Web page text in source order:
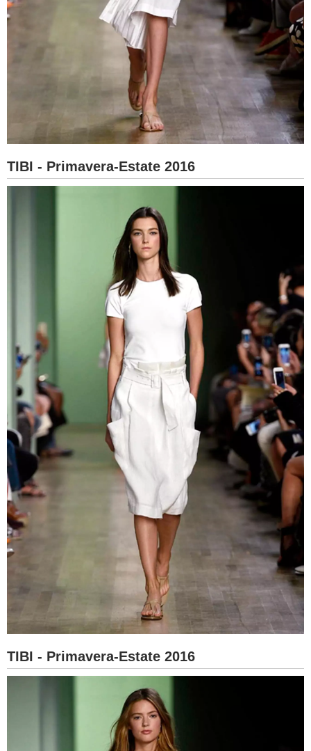
TIBI - Primavera-Estate 2016
TIBI - Primavera-Estate 2016